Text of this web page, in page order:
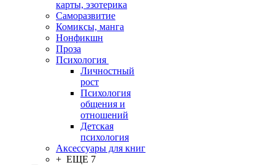
карты, эзотерика
Саморазвитие
Комиксы, манга
Нонфикшн
Проза
Психология
Личностный
рост
Психология
общения и
отношений
Детская
психология
Аксессуары для книг
+ ЕЩЕ 7